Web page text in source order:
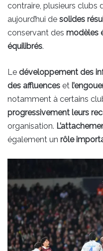
contraire, plusieurs clubs
aujourd’hui de solides
conservant des modèles
équilibrés.
Le développement des
des affluences et
notamment à certains
progressivement leurs
organisation.
également un rôle